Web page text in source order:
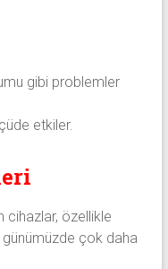
gibi problemler
etkiler.
cihazlar, özellikle
günümüzde çok daha